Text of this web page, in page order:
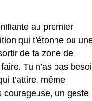
au premier
qui t’étonne ou
de ta zone de
Tu n’as pas
t’attire, même
courageuse, un geste